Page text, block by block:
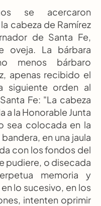
se acercaron
cabeza de Ramírez
de Santa Fe,
oveja. La bárbara
menos bárbaro
apenas recibido el
siguiente orden al
Fe: "La cabeza
a la Honorable Junta
sea colocada en la
en una jaula
con los fondos del
pudiere, o disecada
memoria y
lo sucesivo, en los
intenten oprimir